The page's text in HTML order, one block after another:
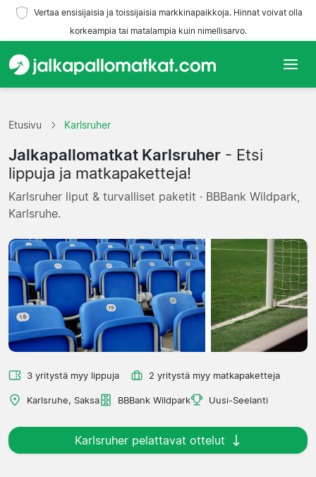
Vertaa ensisijaisia ja toissijaisia markkinapaikkoja. Hinnat voivat olla
korkeampia tai matalampia kuin nimellisarvo.
Joukkueet
Liigat
Matkatoimistoja
Etusivu Karlsruher
Jalkapallomatkat Karlsruher - Etsi
lippuja ja matkapaketteja!
Karlsruher liput & turvalliset paketit · BBBank Wildpark,
Karlsruhe.
3 yritystä myy lippuja 2 yritystä myy matkapaketteja
Karlsruhe, Saksa BBBank Wildpark Uusi-Seelanti
Karlsruher pelattavat ottelut